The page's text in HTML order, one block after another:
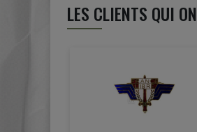
LES CLIENTS QUI